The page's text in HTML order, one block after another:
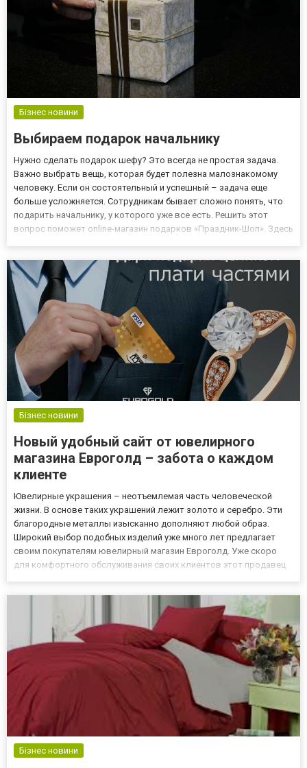
Бізнес новини
Выбираем подарок начальнику
Нужно сделать подарок шефу? Это всегда не простая задача.
Важно выбрать вещь, которая будет полезна малознакомому
человеку. Если он состоятельный и успешный – задача еще
больше усложняется. Сотрудникам бывает сложно понять, что
подарить начальнику, у которого уже все есть. Решить этот
вопрос поможет online-магазин подарков «Праздник-Шоп». Здесь
Бізнес новини
Новый удобный сайт от ювелирного
магазина Евроголд – забота о каждом
клиенте
Ювелирные украшения – неотъемлемая часть человеческой
жизни. В основе таких украшений лежит золото и серебро. Эти
благородные металлы изысканно дополняют любой образ.
Широкий выбор подобных изделий уже много лет предлагает
своим покупателям ювелирный магазин Евроголд. Уже скоро
для комфортного обслуживания своих клиентов этот продавец
Бізнес новини